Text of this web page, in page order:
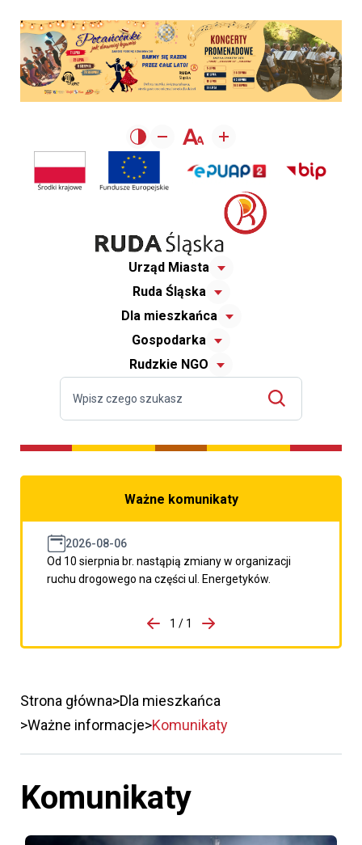
Urząd Miasta
Ruda Śląska
Dla mieszkańca
Gospodarka
Rudzkie NGO
Ważne komunikaty
2026-08-06
Od 10 sierpnia br. nastąpią zmiany w organizacji
ruchu drogowego na części ul. Energetyków.
porzpedniego komunikatu
1 / 1
Przejdź do następnego
Strona główna Dla mieszkańca
Ważne informacje Komunikaty
Komunikaty